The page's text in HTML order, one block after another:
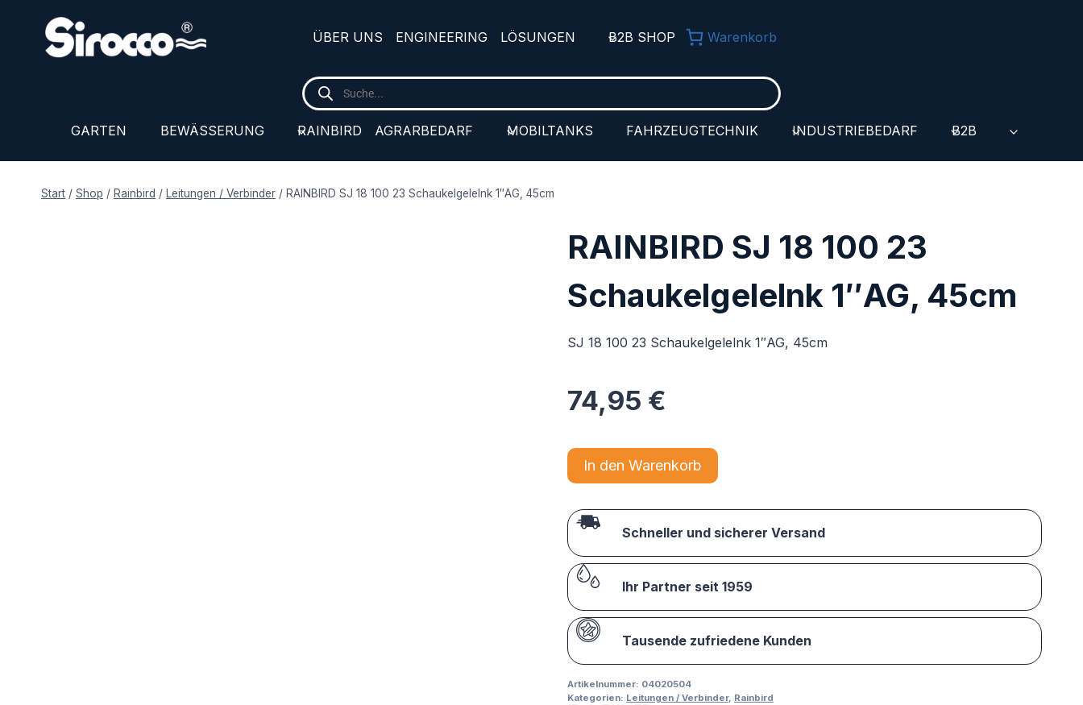
springen
ÜBER UNS ENGINEERING LÖSUNGEN B2B SHOP Warenkorb
Products
search
GARTEN BEWÄSSERUNG RAINBIRD AGRARBEDARF MOBILTANKS FAHRZEUGTECHNIK INDUSTRIEBEDARF B2B
Start / Shop / Rainbird / Leitungen / Verbinder / RAINBIRD SJ 18 100 23 Schaukelgelelnk 1″AG, 45cm
RAINBIRD SJ 18 100 23
Schaukelgelelnk 1″AG, 45cm
SJ 18 100 23 Schaukelgelelnk 1″AG, 45cm
74,95 €
In den Warenkorb
Schneller und sicherer Versand
Ihr Partner seit 1959
Tausende zufriedene Kunden
Artikelnummer: 04020504
Kategorien: Leitungen / Verbinder, Rainbird